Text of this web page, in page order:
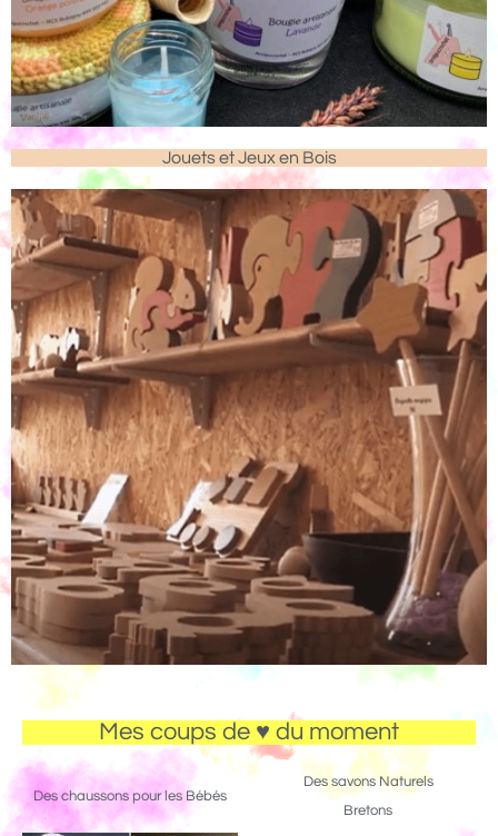
Jouets et Jeux en Bois
Mes coups de ♥ du moment
Des chaussons pour les Bébés
Des savons Naturels
Bretons